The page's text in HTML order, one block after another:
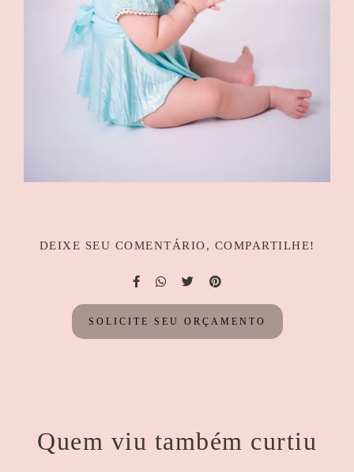
DEIXE SEU COMENTÁRIO, COMPARTILHE!
SOLICITE SEU ORÇAMENTO
Quem viu também curtiu